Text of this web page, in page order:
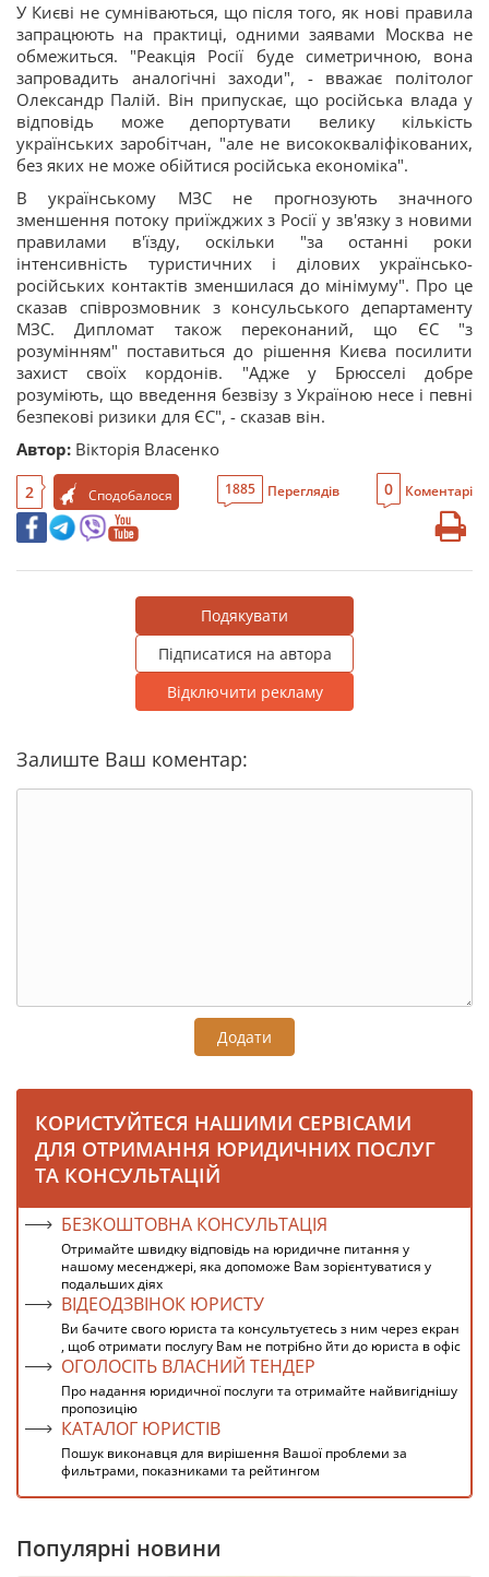
У Києві не сумніваються, що після того, як нові правила
запрацюють на практиці, одними заявами Москва не
обмежиться. "Реакція Росії буде симетричною, вона
запровадить аналогічні заходи", - вважає політолог
Олександр Палій. Він припускає, що російська влада у
відповідь може депортувати велику кількість
українських заробітчан, "але не висококваліфікованих,
без яких не може обійтися російська економіка".
В українському МЗС не прогнозують значного
зменшення потоку приїжджих з Росії у зв'язку з новими
правилами в'їзду, оскільки "за останні роки
інтенсивність туристичних і ділових українсько-
російських контактів зменшилася до мінімуму". Про це
сказав співрозмовник з консульського департаменту
МЗС. Дипломат також переконаний, що ЄС "з
розумінням" поставиться до рішення Києва посилити
захист своїх кордонів. "Адже у Брюсселі добре
розуміють, що введення безвізу з Україною несе і певні
безпекові ризики для ЄС", - сказав він.
Автор: Вікторія Власенко
2 Сподобалося 1885 Переглядів 0 Коментарі
Подякувати
Підписатися на автора
Відключити рекламу
Залиште Ваш коментар:
Додати
КОРИСТУЙТЕСЯ НАШИМИ СЕРВІСАМИ
ДЛЯ ОТРИМАННЯ ЮРИДИЧНИХ ПОСЛУГ
ТА КОНСУЛЬТАЦІЙ
БЕЗКОШТОВНА КОНСУЛЬТАЦІЯ
Отримайте швидку відповідь на юридичне питання у
нашому месенджері, яка допоможе Вам зорієнтуватися у
подальших діях
ВІДЕОДЗВІНОК ЮРИСТУ
Ви бачите свого юриста та консультуєтесь з ним через екран
, щоб отримати послугу Вам не потрібно йти до юриста в офіс
ОГОЛОСІТЬ ВЛАСНИЙ ТЕНДЕР
Про надання юридичної послуги та отримайте найвигіднішу
пропозицію
КАТАЛОГ ЮРИСТІВ
Пошук виконавця для вирішення Вашої проблеми за
фильтрами, показниками та рейтингом
Популярні новини